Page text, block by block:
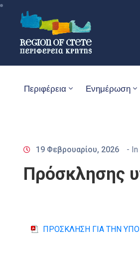
Περιφέρεια Ενημέρωση
19 Φεβρουαρίου, 2026 - In
Πρόσκλησης
ΠΡΟΣΚΛΗΣΗ ΓΙΑ ΤΗΝ